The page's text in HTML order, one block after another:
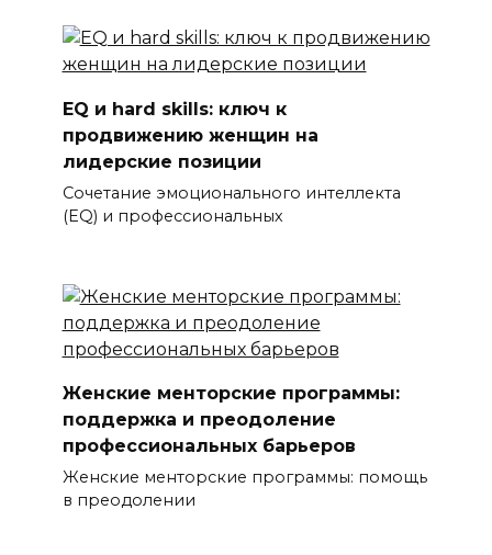
EQ и hard skills: ключ к
продвижению женщин на
лидерские позиции
Сочетание эмоционального интеллекта
(EQ) и профессиональных
Женские менторские программы:
поддержка и преодоление
профессиональных барьеров
Женские менторские программы: помощь
в преодолении